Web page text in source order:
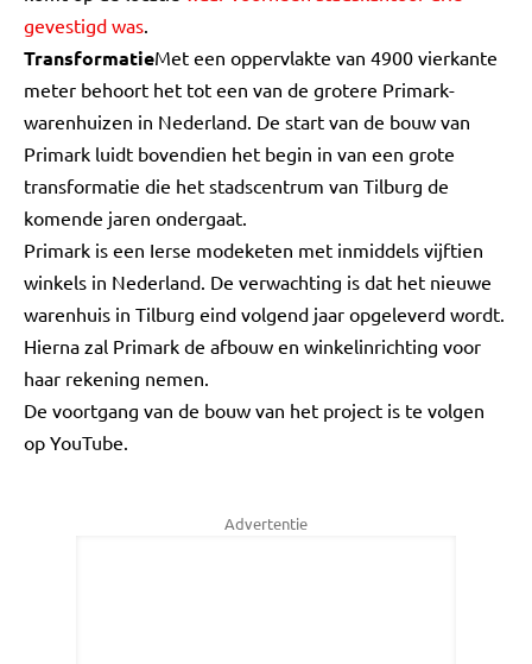
gevestigd was.
TransformatieMet een oppervlakte van 4900 vierkante
meter behoort het tot een van de grotere Primark-
warenhuizen in Nederland. De start van de bouw van
Primark luidt bovendien het begin in van een grote
transformatie die het stadscentrum van Tilburg de
komende jaren ondergaat.
Primark is een Ierse modeketen met inmiddels vijftien
winkels in Nederland. De verwachting is dat het nieuwe
warenhuis in Tilburg eind volgend jaar opgeleverd wordt.
Hierna zal Primark de afbouw en winkelinrichting voor
haar rekening nemen.
De voortgang van de bouw van het project is te volgen
op YouTube.
Advertentie